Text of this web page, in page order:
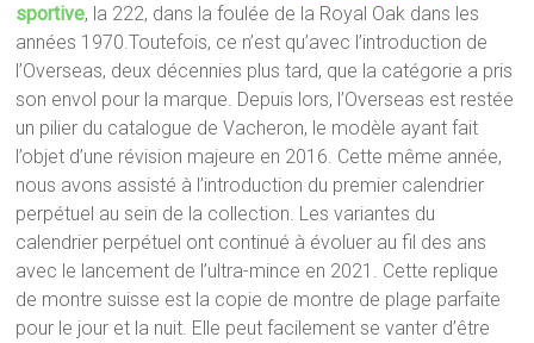
sportive, la 222, dans la foulée de la Royal Oak dans les
années 1970.Toutefois, ce n’est qu’avec l’introduction de
l’Overseas, deux décennies plus tard, que la catégorie a pris
son envol pour la marque. Depuis lors, l’Overseas est restée
un pilier du catalogue de Vacheron, le modèle ayant fait
l’objet d’une révision majeure en 2016. Cette même année,
nous avons assisté à l’introduction du premier calendrier
perpétuel au sein de la collection. Les variantes du
calendrier perpétuel ont continué à évoluer au fil des ans
avec le lancement de l’ultra-mince en 2021. Cette replique
de montre suisse est la copie de montre de plage parfaite
pour le jour et la nuit. Elle peut facilement se vanter d’être